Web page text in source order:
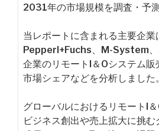
2031年の市場規模を調査・予測
当レポートに含まれる主要企業
Pepperl+Fuchs、M-System
企業のリモートI＆Oシステム販
市場シェアなどを分析しました。
グローバルにおけるリモートI
ビジネス創出や売上拡大に挑む